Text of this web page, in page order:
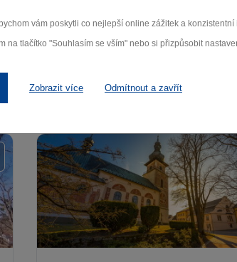
vám poskytli co nejlepší online zážitek a
na tlačítko "Souhlasím se vším" nebo si přizpůsobit
Zobrazit více Odmítnout a zavřít
Kostel Nejsvětější
Bystřice nad Pernštejnem